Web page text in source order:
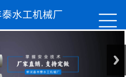

水工机械厂